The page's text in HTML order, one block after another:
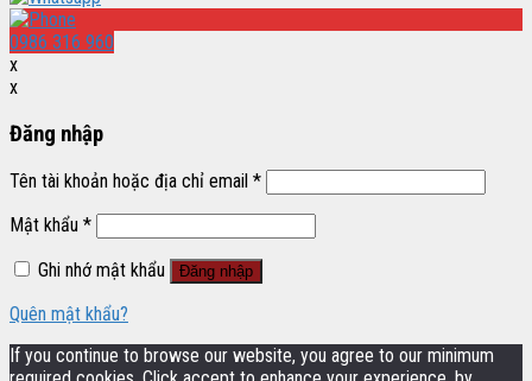
0986 316 960
x
x
Đăng nhập
Tên tài khoản hoặc địa chỉ email *
Mật khẩu *
Ghi nhớ mật khẩu
Đăng nhập
Quên mật khẩu?
If you continue to browse our website, you agree to our minimum